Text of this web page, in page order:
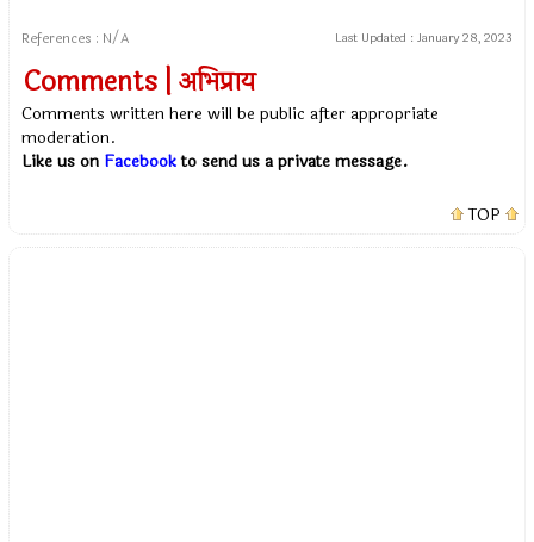
References : N/A Last Updated : January 28, 2023
Comments | अभिप्राय
Comments written here will be public after appropriate
moderation.
Like us on Facebookto send us a private message.
TOP